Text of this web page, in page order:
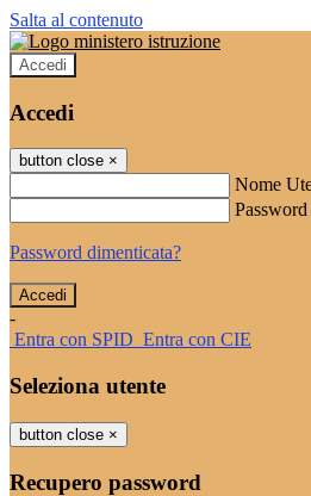
Salta al contenuto
Accedi
Accedi
button close ×
Nome
Password
Password dimenticata?
-
Entra con SPID Entra con CIE
Seleziona utente
button close ×
Recupero password